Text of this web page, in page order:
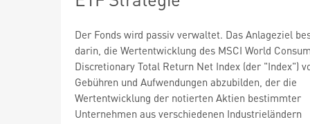
Der Fonds wird passiv verwaltet. Das Anlageziel
darin, die Wertentwicklung des MSCI World
Discretionary Total Return Net Index (der "Index")
Gebühren und Aufwendungen abzubilden, der die
Wertentwicklung der notierten Aktien bestimmter
Unternehmen aus verschiedenen Industrieländern